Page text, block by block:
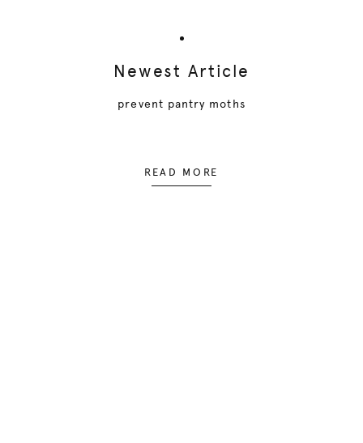
Newest Article
prevent pantry moths
READ MORE